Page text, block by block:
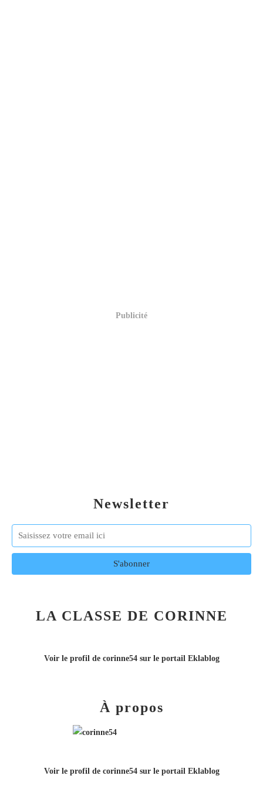
Newsletter
Publicité
LA CLASSE DE CORINNE
Voir le profil de corinne54sur le portail Eklablog
À propos
Voir le profil de corinne54sur le portail Eklablog